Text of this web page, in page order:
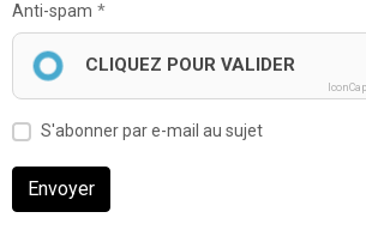
Anti-spam
CLIQUEZ POUR VALIDER
S'abonner par e-mail au sujet
Envoyer